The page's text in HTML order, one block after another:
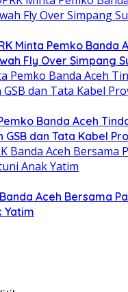
Minta Pemko Banda
Fly Over Simpang
Banda Aceh
GSB dan Tata Kabel
Banda Aceh Bersama
Yatim